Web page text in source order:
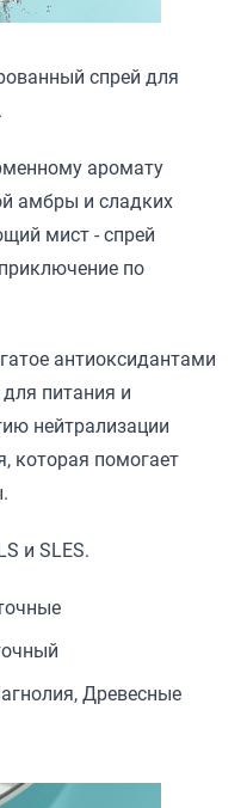
спрей для
аромату
амбры и сладких
мист - спрей
по
антиоксидантами
питания и
нейтрализации
которая помогает
и SLES.
Древесные